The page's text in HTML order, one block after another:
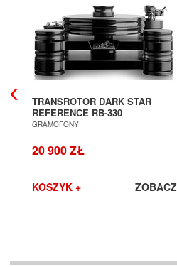
TRANSROTOR DARK STAR
REFERENCE RB-330
GRAMOFON ANALOGOWY
GRAMOFONY
20 900 ZŁ
KOSZYK + ZOBACZ